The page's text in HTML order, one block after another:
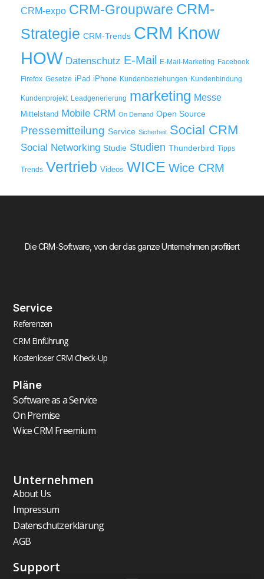
CRM-expo CRM-Groupware CRM-
Strategie CRM-Trends CRM Know
HOW Datenschutz E-Mail E-Mail-Marketing Facebook
Firefox Gesetze iPad iPhone Kundenbeziehungen Kundenbindung
Kundenprojekt Leadgenerierung marketing Messe
Mittelstand Mobile CRM On Demand Open Source
Pressemitteilung Service Sicherheit Social CRM
Social Networking Studie Studien Thunderbird Tipps
Trends Vertrieb Videos WICE Wice CRM
Die CRM-Software, von der das ganze Unternehmen profitiert
Service
Referenzen
CRM Einführung
Kostenloser CRM Check-Up
Pläne
Software as a Service
On Premise
Wice CRM Freemium
Unternehmen
About Us
Impressum
Datenschutzerklärung
AGB
Support